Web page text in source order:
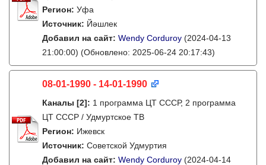
Регион: Уфа
Источник: Йәшлек
Добавил на сайт: Wendy Corduroy (2024-04-13
21:00:00) (Обновлено: 2025-06-24 20:17:43)
08-01-1990 - 14-01-1990
Каналы [2]: 1 программа ЦТ СССР, 2 программа
ЦТ СССР / Удмуртское ТВ
Регион: Ижевск
Источник: Советской Удмуртия
Добавил на сайт: Wendy Corduroy (2024-04-14